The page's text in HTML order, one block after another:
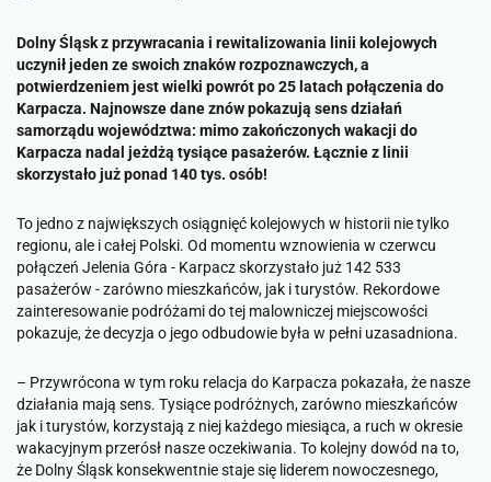
Dolny Śląsk z przywracania i rewitalizowania linii kolejowych
uczynił jeden ze swoich znaków rozpoznawczych, a
potwierdzeniem jest wielki powrót po 25 latach połączenia do
Karpacza. Najnowsze dane znów pokazują sens działań
samorządu województwa: mimo zakończonych wakacji do
Karpacza nadal jeżdżą tysiące pasażerów. Łącznie z linii
skorzystało już ponad 140 tys. osób!
To jedno z największych osiągnięć kolejowych w historii nie tylko
regionu, ale i całej Polski. Od momentu wznowienia w czerwcu
połączeń Jelenia Góra - Karpacz skorzystało już 142 533
pasażerów - zarówno mieszkańców, jak i turystów. Rekordowe
zainteresowanie podróżami do tej malowniczej miejscowości
pokazuje, że decyzja o jego odbudowie była w pełni uzasadniona.
– Przywrócona w tym roku relacja do Karpacza pokazała, że nasze
działania mają sens. Tysiące podróżnych, zarówno mieszkańców
jak i turystów, korzystają z niej każdego miesiąca, a ruch w okresie
wakacyjnym przerósł nasze oczekiwania. To kolejny dowód na to,
że Dolny Śląsk konsekwentnie staje się liderem nowoczesnego,